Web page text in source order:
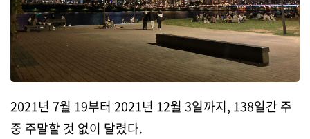
2021년 7월 19부터 2021년 12월 3일까지, 138일간 주
중 주말할 것 없이 달렸다.